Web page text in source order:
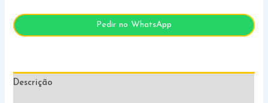
Pedir no WhatsApp
Descrição